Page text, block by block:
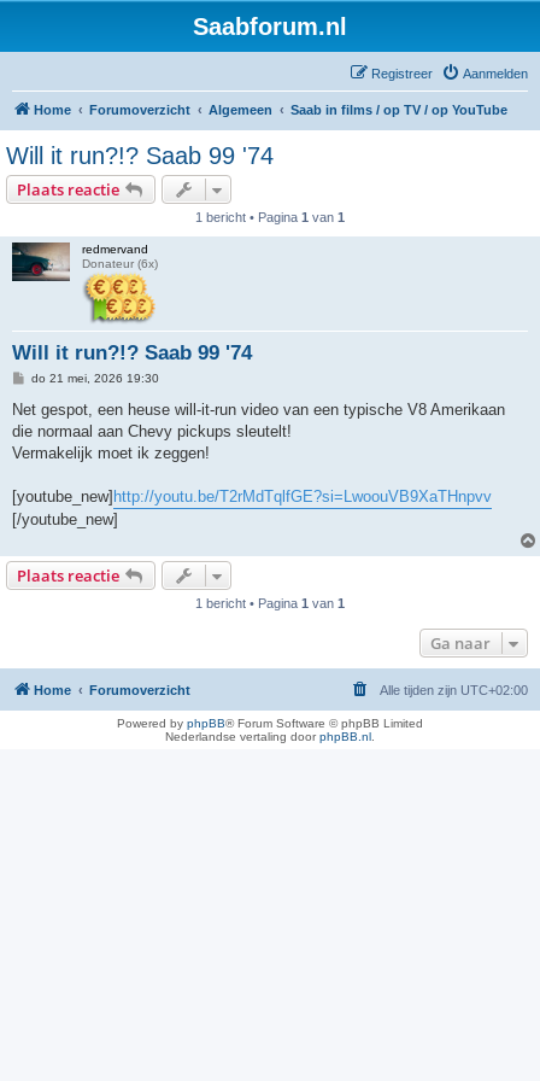
Saabforum.nl
Aanmelden
Registreer
Home Forumoverzicht Algemeen Saab in films / op TV / op YouTube
Will it run?!? Saab 99 '74
Plaats reactie
1 bericht • Pagina 1 van 1
redmervand
Donateur (6x)
Will it run?!? Saab 99 '74
B
r
c
h
do 21 mei, 2026 19:30
Net gespot, een heuse will-it-run video van een typische V8 Amerikaan
die normaal aan Chevy pickups sleutelt!
Vermakelijk moet ik zeggen!
[youtube_new] http://youtu.be/T2rMdTqlfGE?si=LwoouVB9XaTHnpvv
[/youtube_new]
Plaats reactie
1 bericht • Pagina 1 van 1
Ga naar
Home Forumoverzicht Alle tijden zijn UTC+02:00
Powered by phpBB® Forum Software © phpBB Limited
Nederlandse vertaling doorphpBB.nl